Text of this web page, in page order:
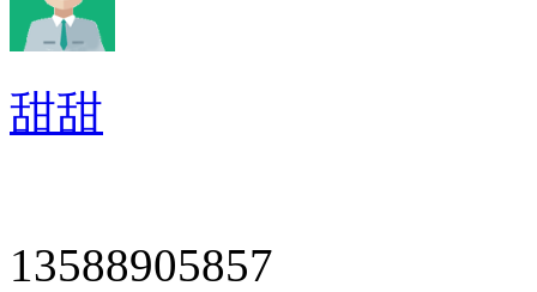
甜甜
13588905857